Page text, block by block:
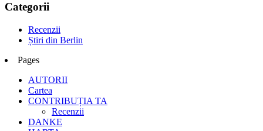
Categorii
Recenzii
Știri din Berlin
Pages
AUTORII
Cartea
CONTRIBUȚIA TA
Recenzii
DANKE